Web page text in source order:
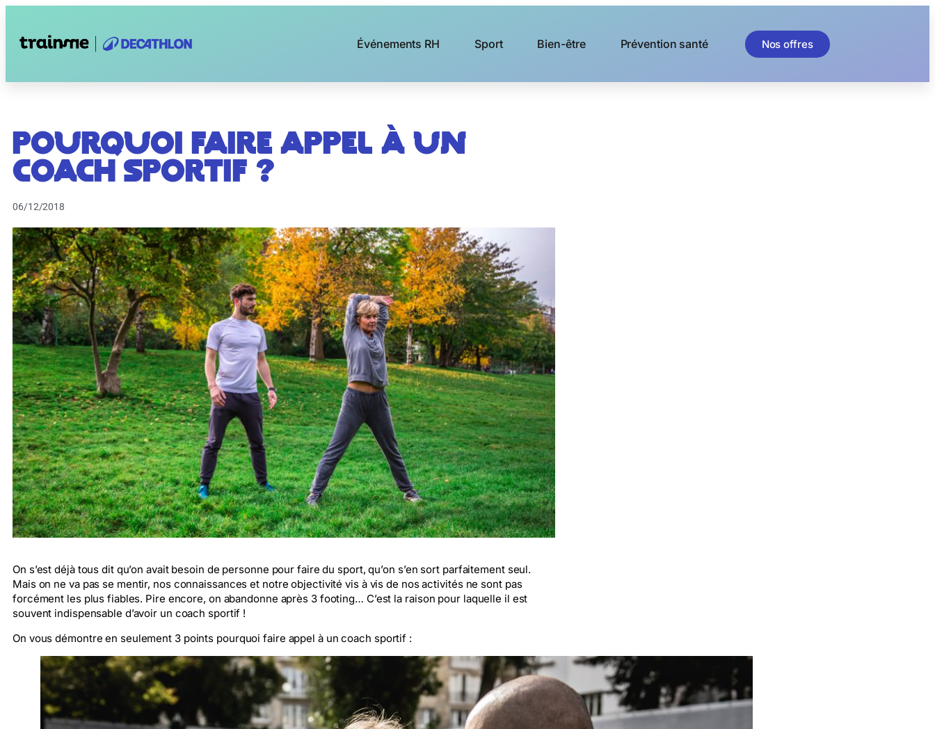
Événements RH Sport Bien-être Prévention santé Nos offres
Pourquoi faire appel à un
coach sportif ?
06/12/2018
On s’est déjà tous dit qu’on avait besoin de personne pour faire du sport, qu’on s’en sort parfaitement seul.
Mais on ne va pas se mentir, nos connaissances et notre objectivité vis à vis de nos activités ne sont pas
forcément les plus fiables. Pire encore, on abandonne après 3 footing… C’est la raison pour laquelle il est
souvent indispensable d’avoir un coach sportif !
On vous démontre en seulement 3 points pourquoi faire appel à un coach sportif :